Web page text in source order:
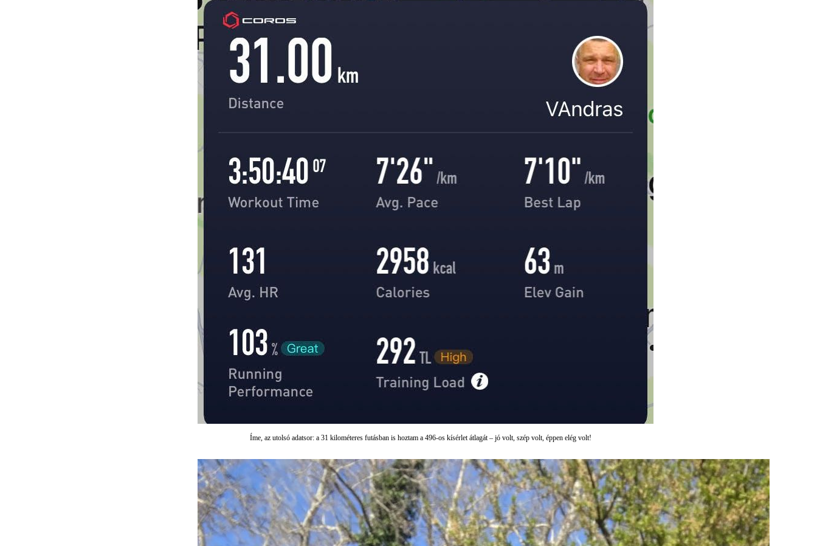
Íme, az utolsó adatsor: a 31 kilométeres futásban is hoztam a 496-os kísérlet átlagát – jó volt, szép volt, éppen elég volt!